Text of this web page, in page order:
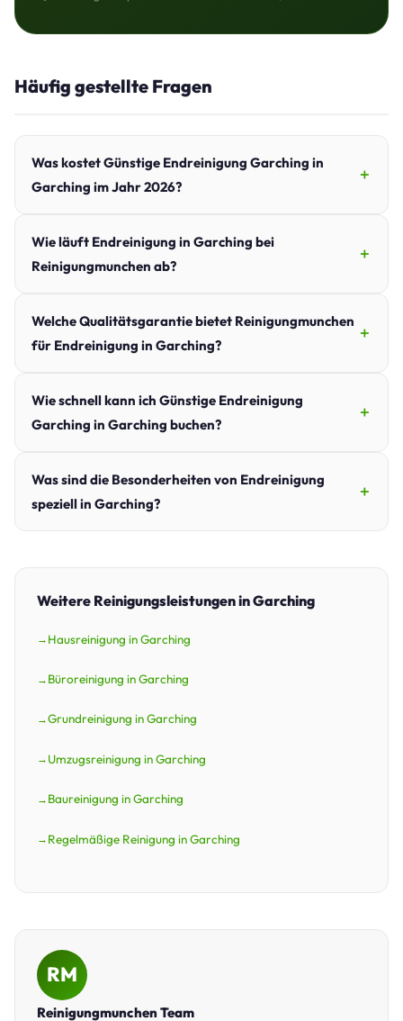
Häufig gestellte Fragen
Was kostet Günstige Endreinigung Garching in
Garching im Jahr 2026?
Wie läuft Endreinigung in Garching bei
Reinigungmunchen ab?
Welche Qualitätsgarantie bietet Reinigungmunchen
für Endreinigung in Garching?
Wie schnell kann ich Günstige Endreinigung
Garching in Garching buchen?
Was sind die Besonderheiten von Endreinigung
speziell in Garching?
Weitere Reinigungsleistungen in Garching
Hausreinigung in Garching
Büroreinigung in Garching
Grundreinigung in Garching
Umzugsreinigung in Garching
Baureinigung in Garching
Regelmäßige Reinigung in Garching
RM
Reinigungmunchen Team